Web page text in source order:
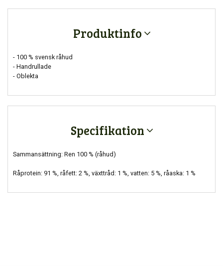
Produktinfo
- 100 % svensk råhud
- Handrullade
- Oblekta
Specifikation
Sammansättning: Ren 100 % (råhud)
Råprotein: 91 %, råfett: 2 %, växttråd: 1 %, vatten: 5 %, råaska: 1 %